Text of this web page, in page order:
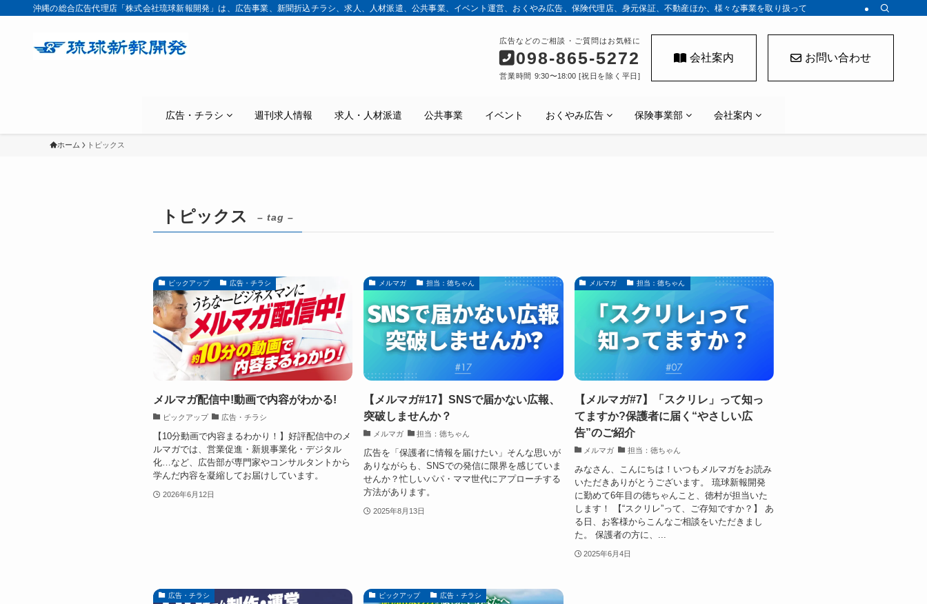
沖縄の総合広告代理店「株式会社琉球新報開発」は、広告事業、新聞折込チラシ、求人、人材派遣、公共事業、イベント運営、おくやみ広告、保険代理店、身元保証、不動産ほか、様々な事業を取り扱っております。
広告などのご相談・ご質問はお気軽に
098-865-5272
営業時間 9:30〜18:00 [祝日を除く平日]
会社案内 お問い合わせ
広告・チラシ 週刊求人情報 求人・人材派遣 公共事業 イベント おくやみ広告 保険事業部 会社案内
ホーム トピックス
トピックス – tag –
ピックアップ 広告・チラシ
メルマガ配信中!動画で内容がわかる!
ピックアップ 広告・チラシ
【10分動画で内容まるわかり！】好評配信中のメ
ルマガでは、営業促進・新規事業化・デジタル
化…など、広告部が専門家やコンサルタントから
学んだ内容を凝縮してお届けしています。
2026年6月12日
メルマガ 担当：徳ちゃん
【メルマガ#17】SNSで届かない広報、
突破しませんか？
メルマガ 担当：徳ちゃん
広告を「保護者に情報を届けたい」そんな思いが
ありながらも、SNSでの発信に限界を感じていま
せんか？忙しいパパ・ママ世代にアプローチする
方法があります。
2025年8月13日
メルマガ 担当：徳ちゃん
【メルマガ#7】「スクリレ」って知っ
てますか?保護者に届く“やさしい広
告”のご紹介
メルマガ 担当：徳ちゃん
みなさん、こんにちは！いつもメルマガをお読み
いただきありがとうございます。 琉球新報開発
に勤めて6年目の徳ちゃんこと、徳村が担当いた
します！ 【“スクリレ”って、ご存知ですか？】 あ
る日、お客様からこんなご相談をいただきまし
た。 保護者の方に、...
2025年6月4日
広告・チラシ ピックアップ 広告・チラシ